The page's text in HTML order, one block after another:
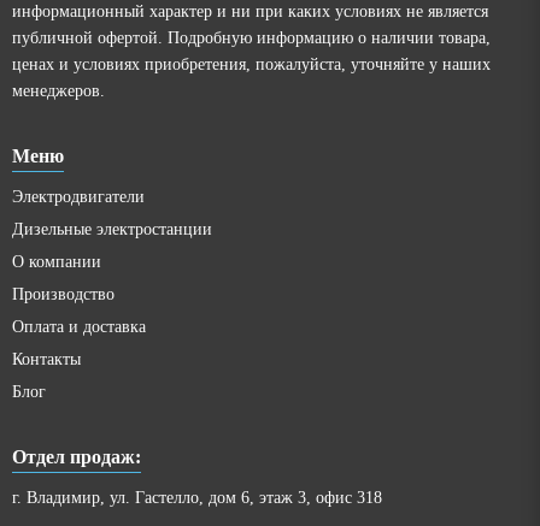
информационный характер и ни при каких условиях не является
публичной офертой. Подробную информацию о наличии товара,
ценах и условиях приобретения, пожалуйста, уточняйте у наших
менеджеров.
Меню
Электродвигатели
Дизельные электростанции
О компании
Производство
Оплата и доставка
Контакты
Блог
Отдел продаж:
г. Владимир, ул. Гастелло, дом 6, этаж 3, офис 318